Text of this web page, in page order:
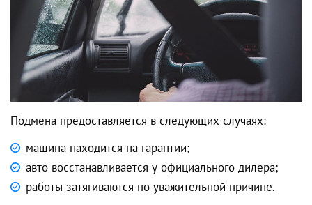
Подмена предоставляется в следующих случаях:
машина находится на гарантии;
авто восстанавливается у официального дилера;
работы затягиваются по уважительной причине.